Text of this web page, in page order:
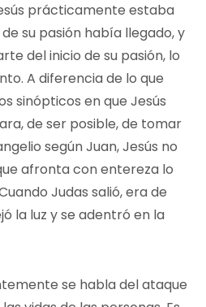
prácticamente estaba
su pasión había llegado, y
del inicio de su pasión, lo
A diferencia de lo que
sinópticos en que Jesús
de ser posible, de tomar
según Juan, Jesús no
afronta con entereza lo
Judas salió, era de
la luz y se adentró en la
se habla del ataque